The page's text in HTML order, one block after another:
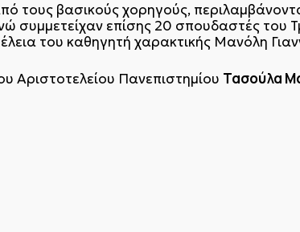
τους βασικούς χορηγούς,
συμμετείχαν επίσης 20 σπουδαστές του
του καθηγητή χαρακτικής Μανόλη
Αριστοτελείου Πανεπιστημίου Τασούλα